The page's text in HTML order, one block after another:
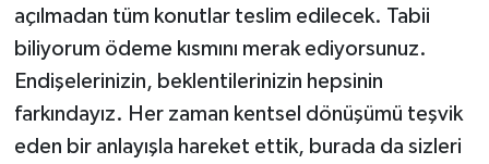
açılmadan tüm konutlar teslim edilecek. Tabii
biliyorum ödeme kısmını merak ediyorsunuz.
Endişelerinizin, beklentilerinizin hepsinin
farkındayız. Her zaman kentsel dönüşümü teşvik
eden bir anlayışla hareket ettik, burada da sizleri